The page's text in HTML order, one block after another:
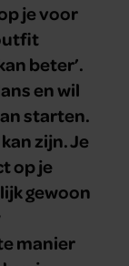
je voor
beter’.
en wil
starten.
zijn. Je
op je
gewoon
manier